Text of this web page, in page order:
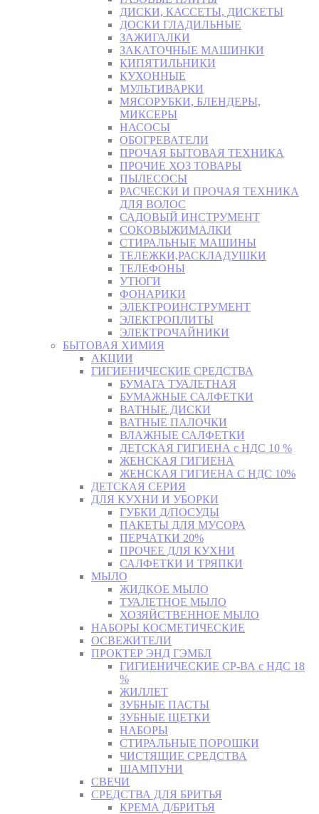
ДИСКИ, КАССЕТЫ, ДИСКЕТЫ
ДОСКИ ГЛАДИЛЬНЫЕ
ЗАЖИГАЛКИ
ЗАКАТОЧНЫЕ МАШИНКИ
КИПЯТИЛЬНИКИ
КУХОННЫЕ
МУЛЬТИВАРКИ
МЯСОРУБКИ, БЛЕНДЕРЫ,
МИКСЕРЫ
НАСОСЫ
ОБОГРЕВАТЕЛИ
ПРОЧАЯ БЫТОВАЯ ТЕХНИКА
ПРОЧИЕ ХОЗ ТОВАРЫ
ПЫЛЕСОСЫ
РАСЧЕСКИ И ПРОЧАЯ ТЕХНИКА
ДЛЯ ВОЛОС
САДОВЫЙ ИНСТРУМЕНТ
СОКОВЫЖИМАЛКИ
СТИРАЛЬНЫЕ МАШИНЫ
ТЕЛЕЖКИ,РАСКЛАДУШКИ
ТЕЛЕФОНЫ
УТЮГИ
ФОНАРИКИ
ЭЛЕКТРОИНСТРУМЕНТ
ЭЛЕКТРОПЛИТЫ
ЭЛЕКТРОЧАЙНИКИ
БЫТОВАЯ ХИМИЯ
АКЦИИ
ГИГИЕНИЧЕСКИЕ СРЕДСТВА
БУМАГА ТУАЛЕТНАЯ
БУМАЖНЫЕ САЛФЕТКИ
ВАТНЫЕ ДИСКИ
ВАТНЫЕ ПАЛОЧКИ
ВЛАЖНЫЕ САЛФЕТКИ
ДЕТСКАЯ ГИГИЕНА с НДС 10 %
ЖЕНСКАЯ ГИГИЕНА
ЖЕНСКАЯ ГИГИЕНА С НДС 10%
ДЕТСКАЯ СЕРИЯ
ДЛЯ КУХНИ И УБОРКИ
ГУБКИ Д/ПОСУДЫ
ПАКЕТЫ ДЛЯ МУСОРА
ПЕРЧАТКИ 20%
ПРОЧЕЕ ДЛЯ КУХНИ
САЛФЕТКИ И ТРЯПКИ
МЫЛО
ЖИДКОЕ МЫЛО
ТУАЛЕТНОЕ МЫЛО
ХОЗЯЙСТВЕННОЕ МЫЛО
НАБОРЫ КОСМЕТИЧЕСКИЕ
ОСВЕЖИТЕЛИ
ПРОКТЕР ЭНД ГЭМБЛ
ГИГИЕНИЧЕСКИЕ СР-ВА с НДС 18
%
ЖИЛЛЕТ
ЗУБНЫЕ ПАСТЫ
ЗУБНЫЕ ЩЕТКИ
НАБОРЫ
СТИРАЛЬНЫЕ ПОРОШКИ
ЧИСТЯЩИЕ СРЕДСТВА
ШАМПУНИ
СВЕЧИ
СРЕДСТВА ДЛЯ БРИТЬЯ
КРЕМА Д/БРИТЬЯ